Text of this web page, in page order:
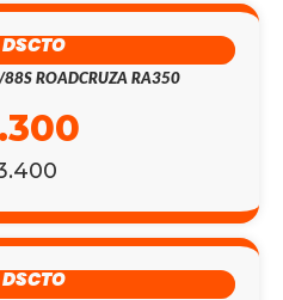
DSCTO
ROADCRUZA RA350
DSCTO